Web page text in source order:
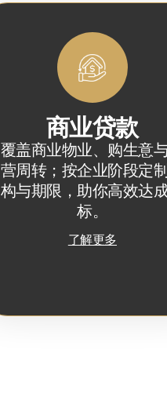
商业贷款
覆盖商业物业、购生意
营周转；按企业阶段定
构与期限，助你高效达
标。
了解更多